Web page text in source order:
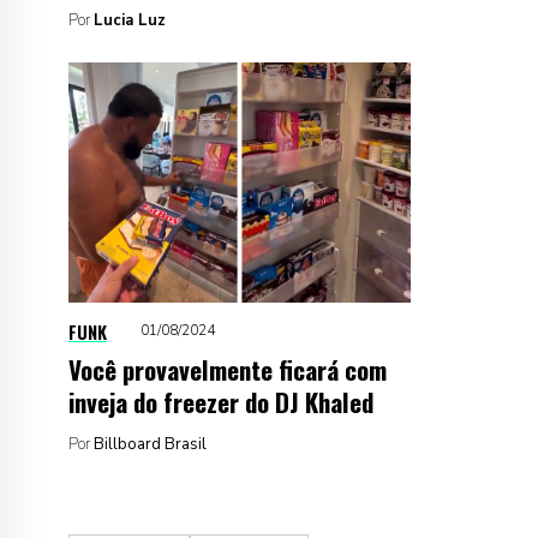
Por Lucia Luz
FUNK 01/08/2024
Você provavelmente ficará com
inveja do freezer do DJ Khaled
PorBillboard Brasil